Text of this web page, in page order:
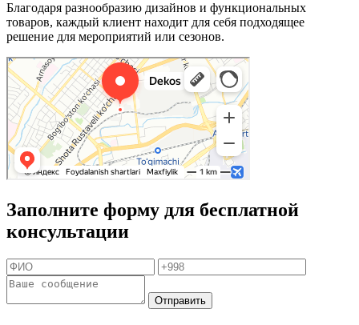
Благодаря разнообразию дизайнов и функциональных
товаров, каждый клиент находит для себя подходящее
решение для мероприятий или сезонов.
Заполните форму для бесплатной
консультации
Отправить